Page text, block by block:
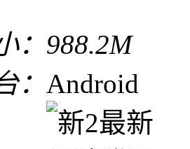
： 988.2M
： Android